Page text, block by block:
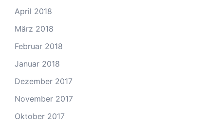
April 2018
März 2018
Februar 2018
Januar 2018
Dezember 2017
November 2017
Oktober 2017